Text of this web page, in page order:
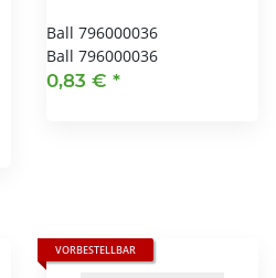
Ball 796000036
Ball 796000036
0,83 € *
VORBESTELLBAR